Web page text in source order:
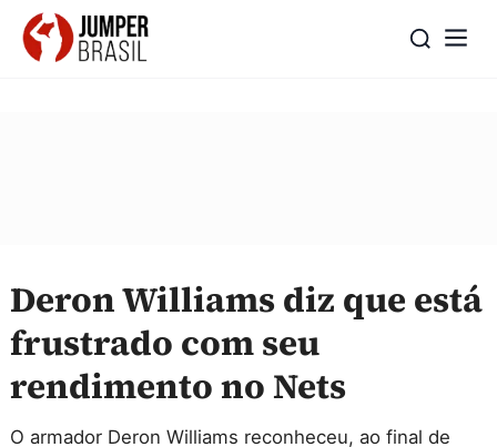
Deron Williams diz que está
frustrado com seu
rendimento no Nets
O armador Deron Williams reconheceu, ao final de